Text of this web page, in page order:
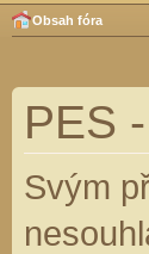
Obsah fóra
PES
Svým